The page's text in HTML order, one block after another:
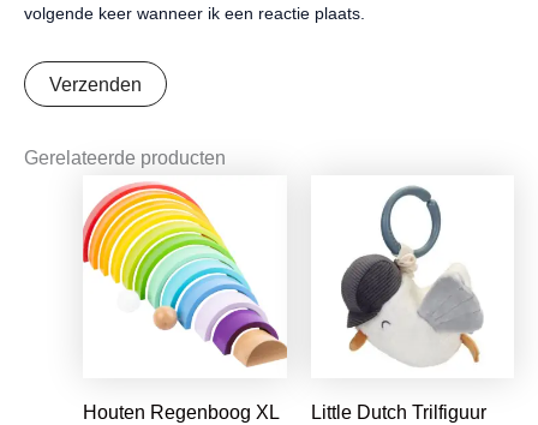
volgende keer wanneer ik een reactie plaats.
Gerelateerde producten
Houten Regenboog XL
Little Dutch Trilfiguur
Oorspronkelijke
prijs
was:
€9,99.
Huidige
prijs
€7,89.